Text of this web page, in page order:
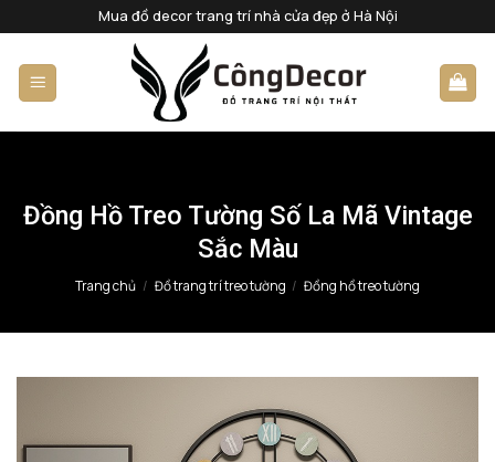
qua
nội
dung
Mua đồ decor trang trí nhà cửa đẹp ở Hà Nội
Đồng Hồ Treo Tường Số La Mã Vintage
Sắc Màu
Trang chủ / Đồ trang trí treo tường / Đồng hồ treo tường